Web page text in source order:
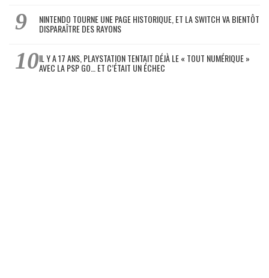
NINTENDO TOURNE UNE PAGE HISTORIQUE, ET LA SWITCH VA BIENTÔT
DISPARAÎTRE DES RAYONS
IL Y A 17 ANS, PLAYSTATION TENTAIT DÉJÀ LE « TOUT NUMÉRIQUE »
AVEC LA PSP GO… ET C’ÉTAIT UN ÉCHEC